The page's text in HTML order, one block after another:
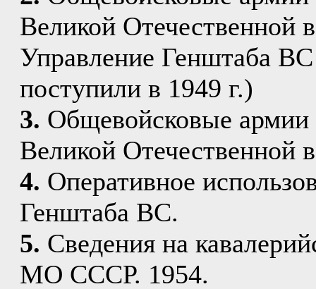
Великой Отечественной
Управление Генштаба
поступили в 1949 г.)
3. Общевойсковые армии
Великой
4. Оперативное
Генштаба ВС.
5. Сведения на
МО СССР. 1954.